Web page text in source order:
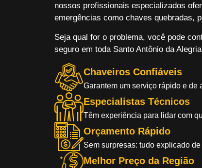
nossos profissionais especializados
emergências como chaves quebradas,
Seja qual for o problema, você pode
seguro em toda Santo Antônio da
Chaveiros Confiáveis
Garantem um serviço rápido e de
Especialistas Técnicos
Têm experiência para lidar com
Orçamento Rápido
Sem surpresas: tudo explicado
Melhor Preço da Região